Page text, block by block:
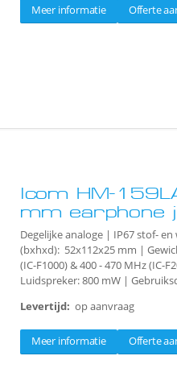
Meer informatie Offerte
Icom HM-
mm earphone
Degelijke analoge | IP67 stof-
(bxhxd): 52x112x25 mm |
(IC-F1000) & 400 - 470 MHz (IC-
Luidspreker: 800 mW |
Levertijd: op aanvraag
Meer informatie Offerte